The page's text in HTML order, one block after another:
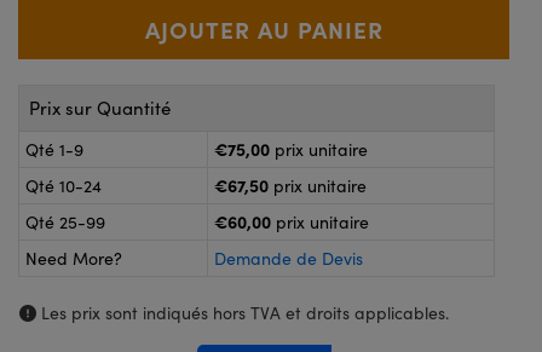
ou Coupleurs
de Poche ou à Mesure Directe
: Microscopie
: Caméras
Labs™
Prix sur Quantité
Qté 1-9 €75,00 prix unitaire
Qté 10-24
€67,50 prix unitaire
Qté 25-99
€60,00 prix unitaire
Need More?
Demande de Devis
Les prix sont indiqués hors TVA et droits applicables.